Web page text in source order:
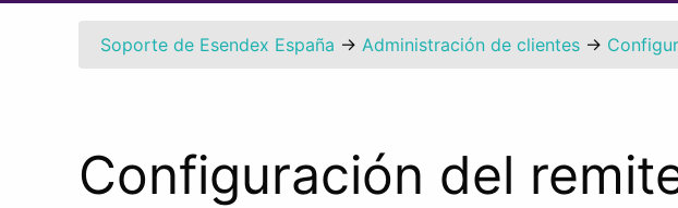
Soporte de Esendex España → Administración de clientes →
Configuración del